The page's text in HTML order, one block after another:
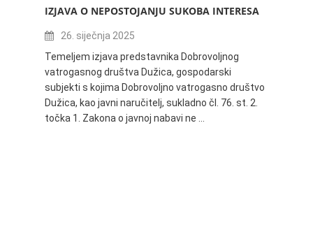
IZJAVA O NEPOSTOJANJU SUKOBA INTERESA
26. siječnja 2025
Temeljem izjava predstavnika Dobrovoljnog
vatrogasnog društva Dužica, gospodarski
subjekti s kojima Dobrovoljno vatrogasno društvo
Dužica, kao javni naručitelj, sukladno čl. 76. st. 2.
točka 1. Zakona o javnoj nabavi ne …